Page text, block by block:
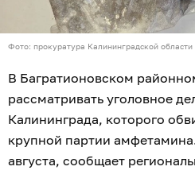
Фото: прокуратура Калининградской области
В Багратионовском
рассматривать уголовное
Калининграда, которого
крупной партии
августа, сообщает